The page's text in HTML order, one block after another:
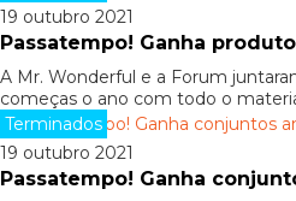
19 outubro 2021
Passatempo! Ganha
A Mr. Wonderful e a Forum
começas o ano com todo o
Terminados
19 outubro 2021
Passatempo! Ganha